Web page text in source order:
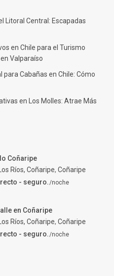
Litoral Central: Escapadas
en Chile para el Turismo
Valparaíso
Cabañas en Chile: Cómo
en Los Molles: Atrae Más
Coñaripe
Ríos, Coñaripe, Coñaripe
- seguro./noche
en Coñaripe
Ríos, Coñaripe, Coñaripe
- seguro./noche